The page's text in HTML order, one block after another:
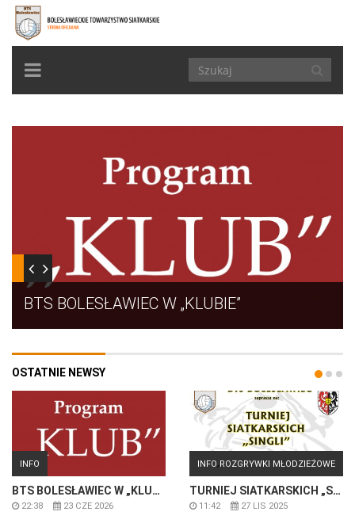
TOGGLE
NAVIGATION
BTS BOLESŁAWIEC W „KLUBIE”
OSTATNIE NEWSY
INFO
BTS BOLESŁAWIEC W „KLUBIE”
22:38 23 CZE 2026
INFO, ROZGRYWKI MŁODZIEŻOWE
TURNIEJ SIATKARSKICH „SINGLI”
11:42 27 LIS 2025